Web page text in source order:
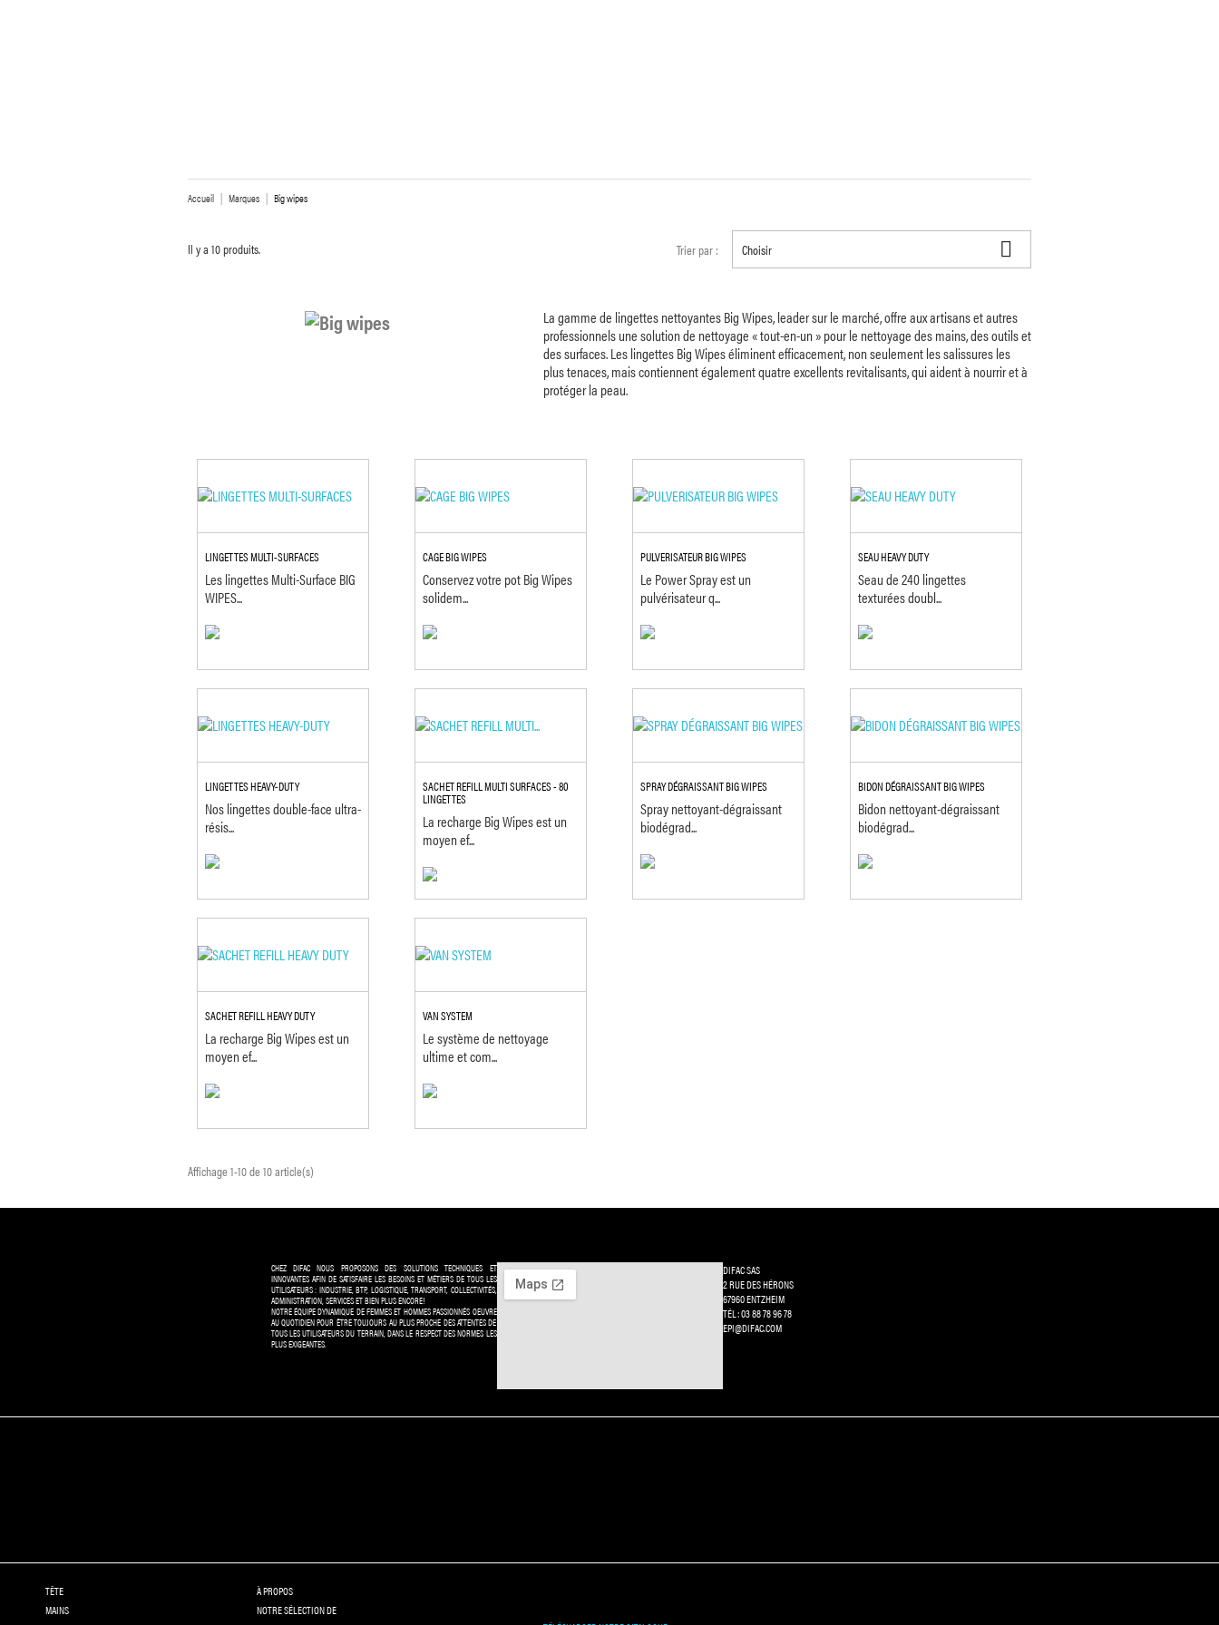
Accueil Marques Big wipes
Il y a 10 produits. Trier par : Choisir 
La gamme de lingettes nettoyantes Big Wipes, leader sur le marché, offre aux artisans et autres
professionnels une solution de nettoyage « tout-en-un » pour le nettoyage des mains, des outils et
des surfaces. Les lingettes Big Wipes éliminent efficacement, non seulement les salissures les
plus tenaces, mais contiennent également quatre excellents revitalisants, qui aident à nourrir et à
protéger la peau.
LINGETTES MULTI-SURFACES
Les lingettes Multi-Surface BIG
WIPES...
CAGE BIG WIPES
Conservez votre pot Big Wipes
solidem...
PULVERISATEUR BIG WIPES
Le Power Spray est un
pulvérisateur q...
SEAU HEAVY DUTY
Seau de 240 lingettes
texturées doubl...
LINGETTES HEAVY-DUTY
Nos lingettes double-face ultra-
résis...
SACHET REFILL MULTI SURFACES - 80
LINGETTES
La recharge Big Wipes est un
moyen ef...
SPRAY DÉGRAISSANT BIG WIPES
Spray nettoyant-dégraissant
biodégrad...
BIDON DÉGRAISSANT BIG WIPES
Bidon nettoyant-dégraissant
biodégrad...
SACHET REFILL HEAVY DUTY
La recharge Big Wipes est un
moyen ef...
VAN SYSTEM
Le système de nettoyage
ultime et com...
Affichage 1-10 de 10 article(s)
CHEZ DIFAC NOUS PROPOSONS DES SOLUTIONS TECHNIQUES ET
INNOVANTES AFIN DE SATISFAIRE LES BESOINS ET MÉTIERS DE TOUS LES
UTILISATEURS : INDUSTRIE, BTP, LOGISTIQUE, TRANSPORT, COLLECTIVITÉS,
ADMINISTRATION, SERVICES ET BIEN PLUS ENCORE!
NOTRE ÉQUIPE DYNAMIQUE DE FEMMES ET HOMMES PASSIONNÉS OEUVRE
AU QUOTIDIEN POUR ÊTRE TOUJOURS AU PLUS PROCHE DES ATTENTES DE
TOUS LES UTILISATEURS DU TERRAIN, DANS LE RESPECT DES NORMES LES
PLUS EXIGEANTES.
DIFAC SAS
2 RUE DES HÉRONS
67960 ENTZHEIM
TÉL: 03 88 78 96 78
EPI@DIFAC.COM
TÊTE
MAINS
À PROPOS
NOTRE SÉLECTION DE